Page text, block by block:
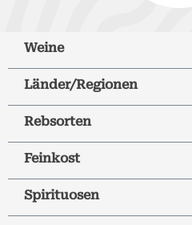
Weine
Länder/Regionen
Rebsorten
Feinkost
Spirituosen